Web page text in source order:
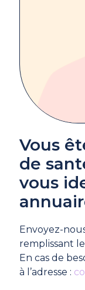
Vous
de
vous
Envoyez-
remplissant
En cas de
à l’adresse :